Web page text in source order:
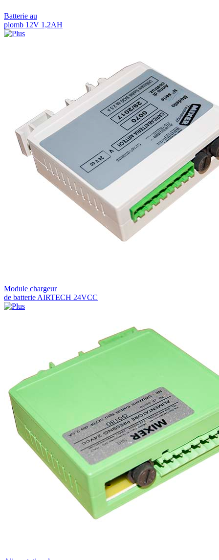
Batterie au
plomb 12V 1,2AH
Module chargeur
de batterie AIRTECH 24VCC